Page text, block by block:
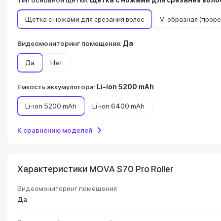
Щетка с ножами для срезания волос V-образная
Видеомониторинг помещения: Да
Да Нет
Емкость аккумулятора: Li-ion 5200 mAh
Li-ion 5200 mAh Li-ion 6400 mAh
К сравнению моделей
Характеристики MOVA S70 Pro Roller
Видеомониторинг помещения
Да